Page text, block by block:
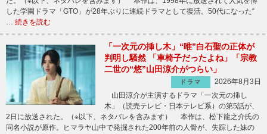
した学園ドラマ「GTO」が28年ぶりに連続ドラマとして復活。50代になった“
… 続きを読む
「一次元の挿し木」“唯”白石聖の正体が
判明し騒然 「車椅子だったよね」「宗教
二世の“悠”山田涼介がつらい」
ドラマ
2026年8月3日
山田涼介が主演するドラマ「一次元の挿し
木」（読売テレビ・日本テレビ系）の第5話が、
2日に放送された。（※以下、ネタバレを含みます） 本作は、松下龍之介氏の
同名小説が原作。ヒマラヤ山中で発掘された200年前の人骨が、失踪した妹の